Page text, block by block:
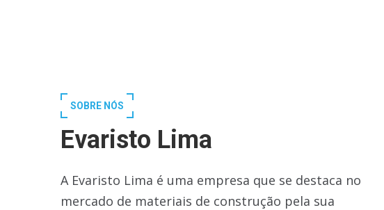
SOBRE NÓS
Evaristo Lima
A Evaristo Lima é uma empresa que se destaca no
mercado de materiais de construção pela sua